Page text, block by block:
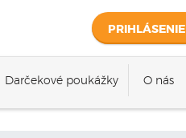
PRIHLÁSENIE
Darčekové poukážky O nás